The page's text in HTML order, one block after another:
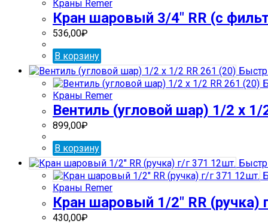
Краны Remer
Кран шаровый 3/4″ RR (с
536,00₽
В корзину
Краны Remer
Вентиль (угловой шар) 1/2 х 1/
899,00₽
В корзину
Краны Remer
Кран шаровый 1/2″ RR (ручка)
430,00₽